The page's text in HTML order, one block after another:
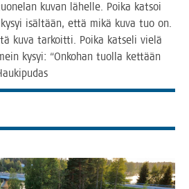
kuvan lähel­le. Poi­ka kat­soi
isäl­tään, että mikä kuva tuo on.
kuva tar­koit­ti. Poi­ka kat­se­li vie­lä
kysyi: “Onko­han tuol­la ket­tään